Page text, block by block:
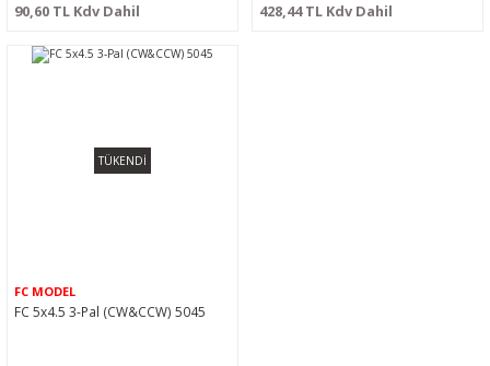
90,60 TL Kdv Dahil 428,44 TL Kdv Dahil
TÜKENDİ
FC MODEL
FC 5x4.5 3-Pal (CW&CCW) 5045